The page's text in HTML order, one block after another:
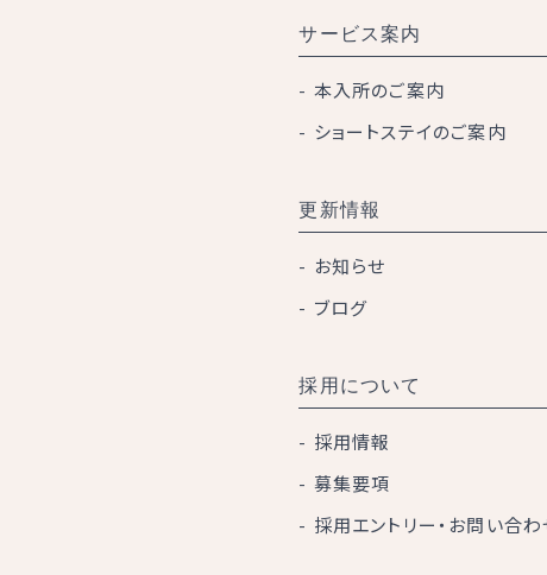
サービス案内
本入所のご案内
ショートステイのご案内
更新情報
お知らせ
ブログ
採用について
採用情報
募集要項
採用エントリー・お問い合